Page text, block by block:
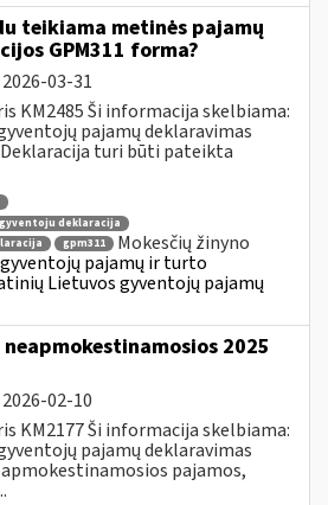
teikiama metinės pajamų
GPM311 forma?
2026-03-31
KM2485 Ši informacija skelbiama:
pajamų deklaravimas
turi būti pateikta
deklaracija
gpm311
Mokesčių žinyno
gyventojų pajamų ir turto
Lietuvos gyventojų pajamų
2025
2026-02-10
KM2177 Ši informacija skelbiama:
pajamų deklaravimas
pajamos,